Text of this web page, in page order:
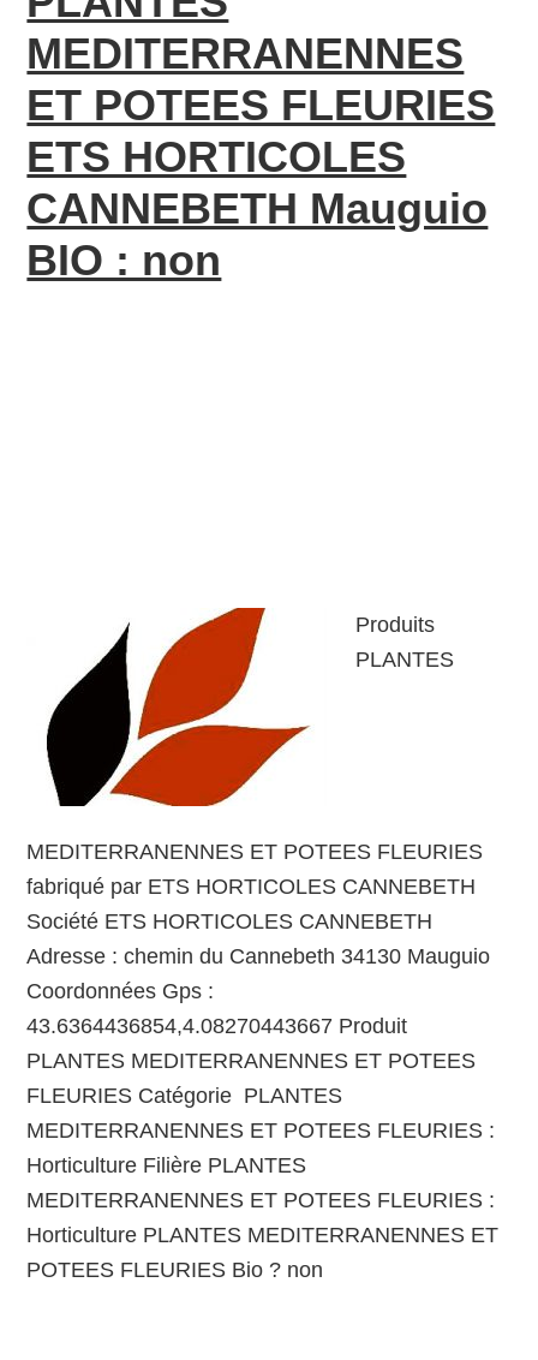
MEDITERRANENNES
ET POTEES FLEURIES
ETS HORTICOLES
CANNEBETH Mauguio
BIO : non
Produits
PLANTES
MEDITERRANENNES ET POTEES FLEURIES
fabriqué par ETS HORTICOLES CANNEBETH
Société ETS HORTICOLES CANNEBETH
Adresse : chemin du Cannebeth 34130 Mauguio
Coordonnées Gps :
43.6364436854,4.08270443667 Produit
PLANTES MEDITERRANENNES ET POTEES
FLEURIES Catégorie PLANTES
MEDITERRANENNES ET POTEES FLEURIES :
Horticulture Filière PLANTES
MEDITERRANENNES ET POTEES FLEURIES :
Horticulture PLANTES MEDITERRANENNES ET
POTEES FLEURIES Bio ? non